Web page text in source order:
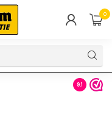
0
Gratis
9.1